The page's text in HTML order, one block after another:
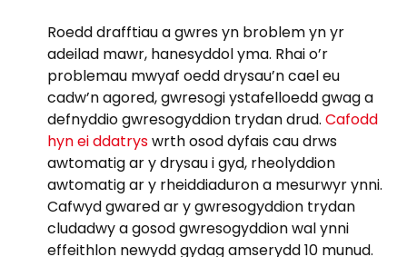
Roedd drafftiau a gwres yn broblem yn yr
adeilad mawr, hanesyddol yma. Rhai o’r
problemau mwyaf oedd drysau’n cael eu
cadw’n agored, gwresogi ystafelloedd gwag a
defnyddio gwresogyddion trydan drud.Cafodd
hyn ei ddatryswrth osod dyfais cau drws
awtomatig ar y drysau i gyd, rheolyddion
awtomatig ar y rheiddiaduron a mesurwyr ynni.
Cafwyd gwared ar y gwresogyddion trydan
cludadwy a gosod gwresogyddion wal ynni
effeithlon newydd gydag amserydd 10 munud.